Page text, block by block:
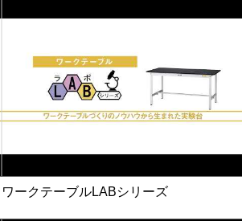
ワークテーブルLABシリーズ